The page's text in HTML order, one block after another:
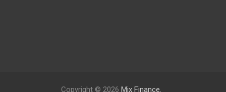
Copyright © 2026 Mix Finance.